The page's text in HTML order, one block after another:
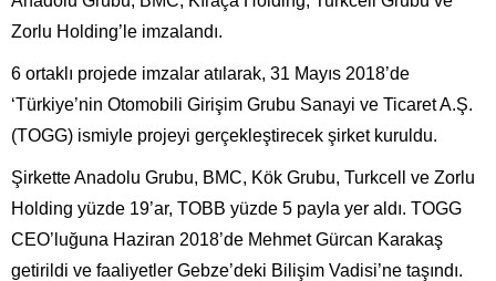
Zorlu Holding’le imzalandı.
6 ortaklı projede imzalar atılarak, 31 Mayıs 2018’de
‘Türkiye’nin Otomobili Girişim Grubu Sanayi ve Ticaret A.Ş.
(TOGG) ismiyle projeyi gerçekleştirecek şirket kuruldu.
Şirkette Anadolu Grubu, BMC, Kök Grubu, Turkcell ve Zorlu
Holding yüzde 19’ar, TOBB yüzde 5 payla yer aldı. TOGG
CEO’luğuna Haziran 2018’de Mehmet Gürcan Karakaş
getirildi ve faaliyetler Gebze’deki Bilişim Vadisi’ne taşındı.